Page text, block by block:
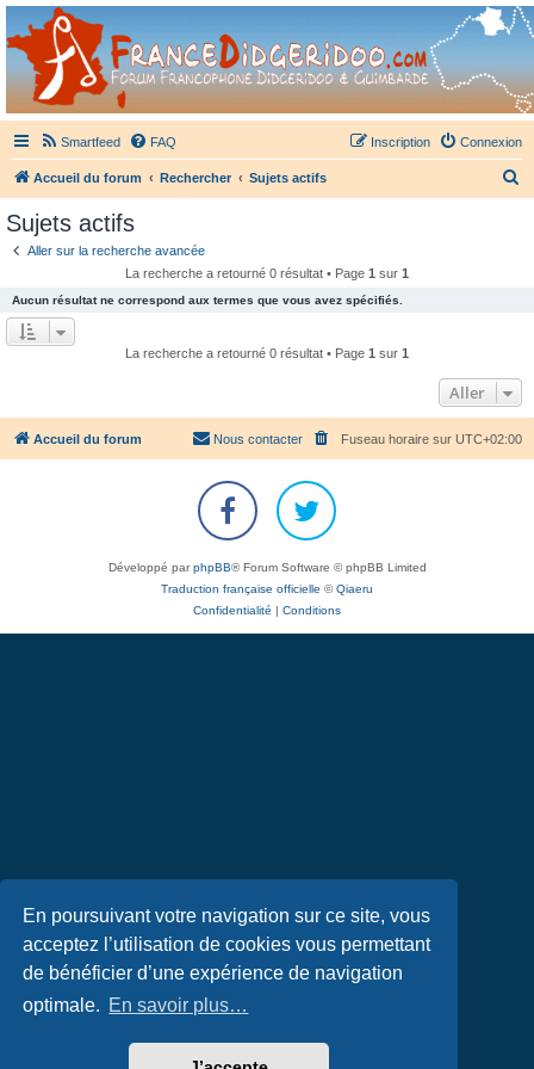
En poursuivant votre navigation sur ce site, vous
acceptez l’utilisation de cookies vous permettant
de bénéficier d’une expérience de navigation
optimale. En savoir plus…
France Didgeridoo
Didgeridoo et Guimbarde sur France Didgeridoo - retrouvez la communauté.
Smartfeed FAQ Connexion
Inscription
Accueil du forum Rechercher Sujets actifs
h
e
r
Sujets actifs
Aller sur la recherche avancée
La recherche a retourné 0 résultat • Page 1 sur 1
Aucun résultat ne correspond aux termes que vous avez spécifiés.
La recherche a retourné 0 résultat • Page 1 sur 1
Aller
Accueil du forum Fuseau horaire sur UTC+02:00
Nous contacter
Développé parphpBB® Forum Software © phpBB Limited
Traduction française officielle ©Qiaeru
Confidentialité | Conditions